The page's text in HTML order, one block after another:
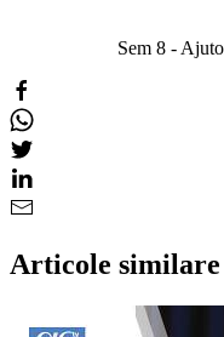
Sem 8 -
Articole similare